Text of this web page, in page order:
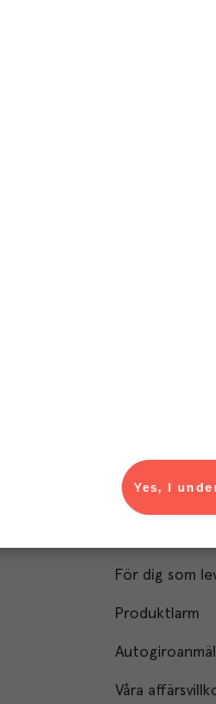
Du som är Menigo-
Kundservice
Säljavdelning
För dig som
Produktlarm
Våra
Yes, I